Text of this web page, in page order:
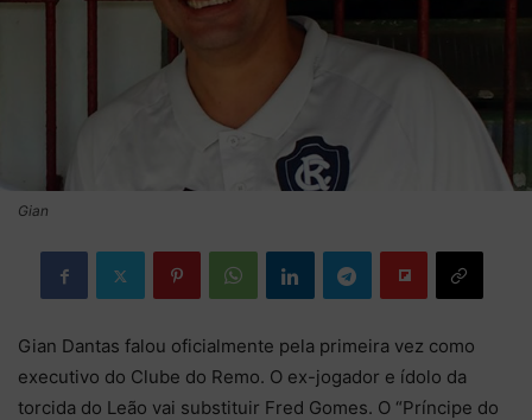
Gian
Gian Dantas falou oficialmente pela primeira vez como
executivo do Clube do Remo. O ex-jogador e ídolo da
torcida do Leão vai substituir Fred Gomes. O “Príncipe do